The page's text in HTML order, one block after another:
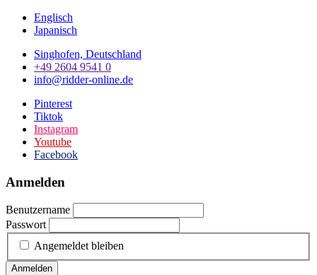
Englisch
Japanisch
Singhofen, Deutschland
+49 2604 9541 0
info@ridder-online.de
Pinterest
Tiktok
Instagram
Youtube
Facebook
Anmelden
Benutzername
Passwort
Angemeldet bleiben
Anmelden